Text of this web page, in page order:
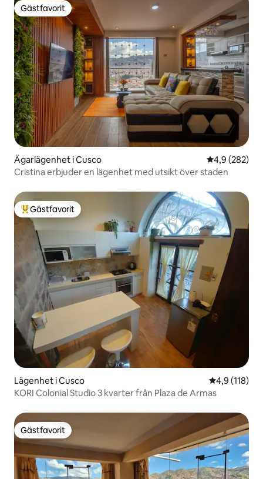
Gästfavorit
Gästfavorit
Ägarlägenhet i Cusco 4,9 av 5 i
4,9 (282)
Cristina erbjuder en lägenhet med utsikt över staden
Populär gästfavorit
Gästfavorit
Lägenhet i Cusco 4,9 av 5 i
4,9 (118)
KORI Colonial Studio 3 kvarter från Plaza de Armas
Gästfavorit
Gästfavorit